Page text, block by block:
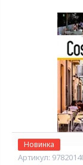
Новинка